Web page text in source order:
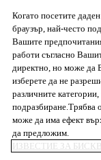
& Ресурси
и балкони
Когато посетите
браузър, най-често
Вашите
работи съгласно
директно, но може да
изберете да не
различните
подразбиране.Трябва
може да има ефект
да предложим.
ИЗВЕСТИЕ ЗА